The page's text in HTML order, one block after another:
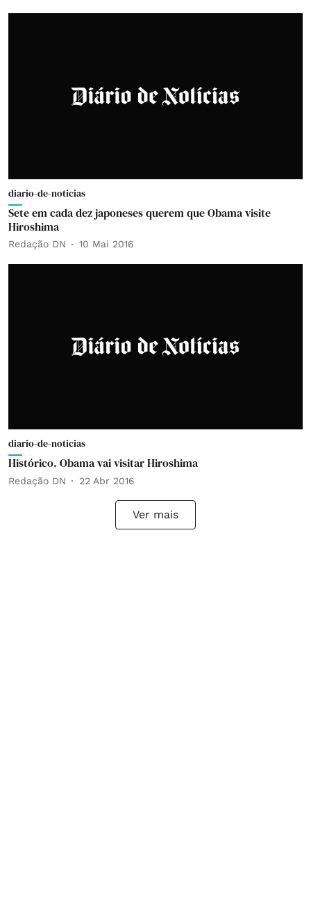
diario-de-noticias
Sete em cada dez japoneses querem que Obama visite
Hiroshima
Redação DN 10 Mai 2016
diario-de-noticias
Histórico. Obama vai visitar Hiroshima
Redação DN 22 Abr 2016
Ver mais